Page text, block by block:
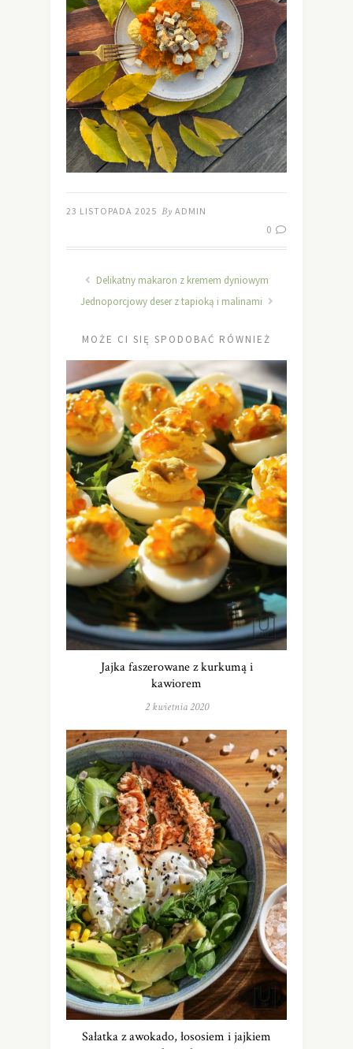
23 LISTOPADA 2025 By ADMIN
0
Delikatny makaron z kremem dyniowym
Jednoporcjowy deser z tapioką i malinami
MOŻE CI SIĘ SPODOBAĆ RÓWNIEŻ
Jajka faszerowane z kurkumą i
kawiorem
2 kwietnia 2020
Sałatka z awokado, łososiem i jajkiem